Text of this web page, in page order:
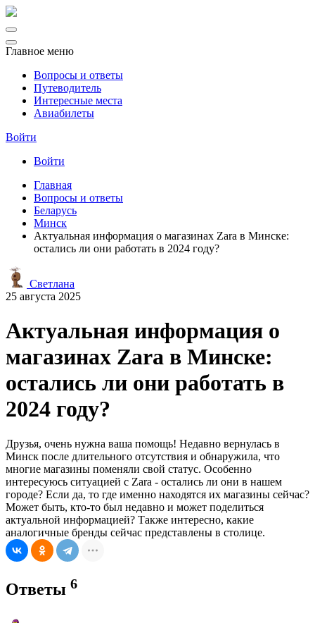
Главное меню
Вопросы и ответы
Путеводитель
Интересные места
Авиабилеты
Войти
Войти
Главная
Вопросы и ответы
Беларусь
Минск
Актуальная информация о магазинах Zara в Минске:
остались ли они работать в 2024 году?
Светлана
25 августа 2025
Актуальная информация о
магазинах Zara в Минске:
остались ли они работать в
2024 году?
Друзья, очень нужна ваша помощь! Недавно вернулась в
Минск после длительного отсутствия и обнаружила, что
многие магазины поменяли свой статус. Особенно
интересуюсь ситуацией с Zara - остались ли они в нашем
городе? Если да, то где именно находятся их магазины сейчас?
Может быть, кто-то был недавно и может поделиться
актуальной информацией? Также интересно, какие
аналогичные бренды сейчас представлены в столице.
Ответы 6